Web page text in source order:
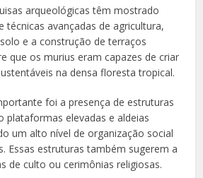
arqueológicas têm mostrado
técnicas avançadas de agricultura,
e a construção de terraços
que os murius eram capazes de criar
na densa floresta tropical.
foi a presença de estruturas
plataformas elevadas e aldeias
um alto nível de organização social
Essas estruturas também sugerem a
de culto ou cerimônias religiosas.